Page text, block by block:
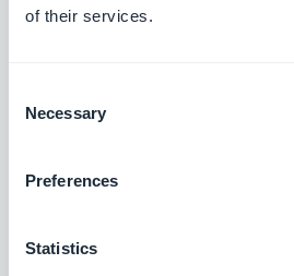
of their services.
Selection
Necessary
Preferences
Statistics
POUR ALLER PLUS LOIN :